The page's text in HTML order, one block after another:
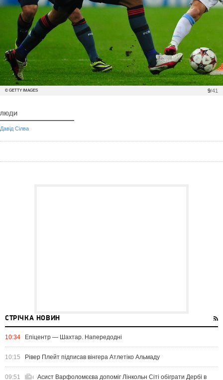
9/41
© GETTY IMAGES
ЛЮДИ
Давід Сілва
СТРІЧКА НОВИН
10:34 Епіцентр — Шахтар. Напередодні
10:15 Рівер Плейт підписав вінгера Атлетіко Альмаду
09:51
Асист Варфоломєєва допоміг Лінкольн Сіті обіграти Дербі в